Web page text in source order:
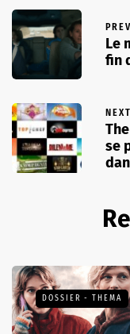
Le
fin
NEXT
se
DOSSIER - THEMA